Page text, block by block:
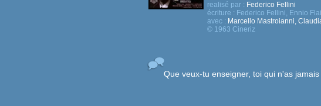
realisé par : Federico Fellini
écriture : Federico Fellini, Ennio
avec : Marcello Mastroianni,
© 1963 Cineriz
Que veux-tu enseigner, toi qui n'as